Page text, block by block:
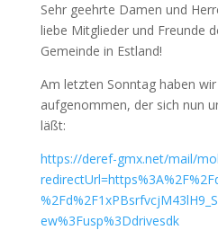
Sehr geehrte Damen und
liebe Mitglieder und Freunde
Gemeinde in Estland!
Am letzten Sonntag haben
aufgenommen, der sich nun
läßt:
https://deref-gmx.net/mail/
ew%3Fusp%3Ddrivesdk